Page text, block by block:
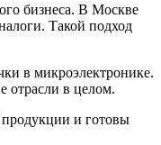
бизнеса. В Москве
Такой подход
в микроэлектронике.
отрасли в целом.
и готовы